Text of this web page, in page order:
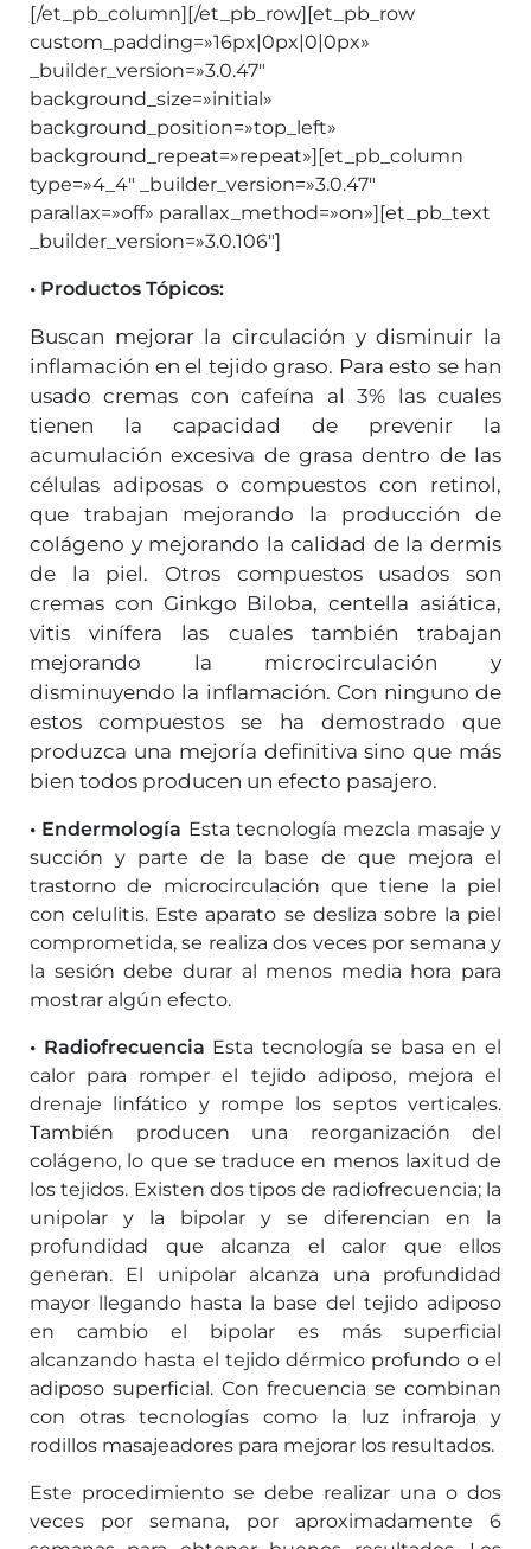
[/et_pb_column][/et_pb_row][et_pb_row
custom_padding=»16px|0px|0|0px»
_builder_version=»3.0.47″
background_size=»initial»
background_position=»top_left»
background_repeat=»repeat»][et_pb_column
type=»4_4″ _builder_version=»3.0.47″
parallax=»off» parallax_method=»on»][et_pb_text
_builder_version=»3.0.106″]
• Productos Tópicos:
Buscan mejorar la circulación y disminuir la
inflamación en el tejido graso. Para esto se han
usado cremas con cafeína al 3% las cuales
tienen la capacidad de prevenir la
acumulación excesiva de grasa dentro de las
células adiposas o compuestos con retinol,
que trabajan mejorando la producción de
colágeno y mejorando la calidad de la dermis
de la piel. Otros compuestos usados son
cremas con Ginkgo Biloba, centella asiática,
vitis vinífera las cuales también trabajan
mejorando la microcirculación y
disminuyendo la inflamación. Con ninguno de
estos compuestos se ha demostrado que
produzca una mejoría definitiva sino que más
bien todos producen un efecto pasajero.
• Endermología Esta tecnología mezcla masaje y
succión y parte de la base de que mejora el
trastorno de microcirculación que tiene la piel
con celulitis. Este aparato se desliza sobre la piel
comprometida, se realiza dos veces por semana y
la sesión debe durar al menos media hora para
mostrar algún efecto.
• Radiofrecuencia Esta tecnología se basa en el
calor para romper el tejido adiposo, mejora el
drenaje linfático y rompe los septos verticales.
También producen una reorganización del
colágeno, lo que se traduce en menos laxitud de
los tejidos. Existen dos tipos de radiofrecuencia; la
unipolar y la bipolar y se diferencian en la
profundidad que alcanza el calor que ellos
generan. El unipolar alcanza una profundidad
mayor llegando hasta la base del tejido adiposo
en cambio el bipolar es más superficial
alcanzando hasta el tejido dérmico profundo o el
adiposo superficial. Con frecuencia se combinan
con otras tecnologías como la luz infraroja y
rodillos masajeadores para mejorar los resultados.
Este procedimiento se debe realizar una o dos
veces por semana, por aproximadamente 6